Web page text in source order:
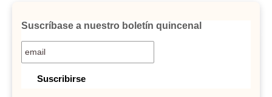
Suscríbase a nuestro boletín quincenal